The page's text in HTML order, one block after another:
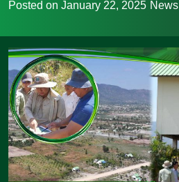
Posted on January 22, 2025 News